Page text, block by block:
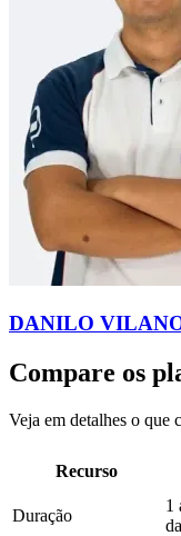
DANILO
Compare os
Veja em detalhes o que
Recurso
Duração
1